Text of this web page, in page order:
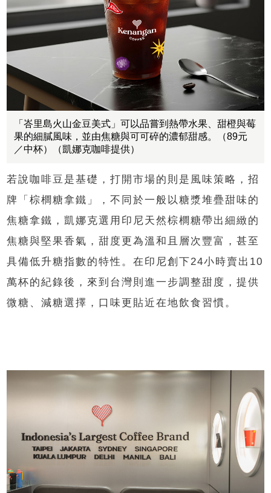
「峇里島火山金豆美式」可以品嘗到熱帶水果、甜橙與莓
果的細膩風味，並由焦糖與可可碎的濃郁甜感。（89元
／中杯）（凱娜克咖啡提供）
若說咖啡豆是基礎，打開市場的則是風味策略，招
牌「棕櫚糖拿鐵」，不同於一般以糖漿堆疊甜味的
焦糖拿鐵，凱娜克選用印尼天然棕櫚糖帶出細緻的
焦糖與堅果香氣，甜度更為溫和且層次豐富，甚至
具備低升糖指數的特性。在印尼創下24小時賣出10
萬杯的紀錄後，來到台灣則進一步調整甜度，提供
微糖、減糖選擇，口味更貼近在地飲食習慣。